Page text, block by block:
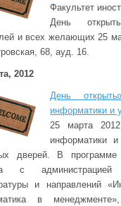
Факультет
День
и всех желающих 25
68, ауд. 16.
2012
День
информатики и
25 марта
информатики
дверей. В программе
с администрацией
и направлений
в